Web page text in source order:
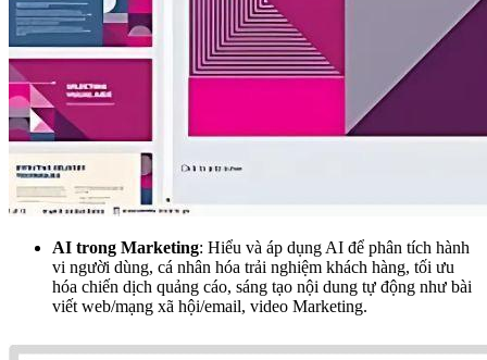
AI trong Marketing: Hiểu và áp dụng AI để phân tích hành
vi người dùng, cá nhân hóa trải nghiệm khách hàng, tối ưu
hóa chiến dịch quảng cáo, sáng tạo nội dung tự động như bài
viết web/mạng xã hội/email, video Marketing.